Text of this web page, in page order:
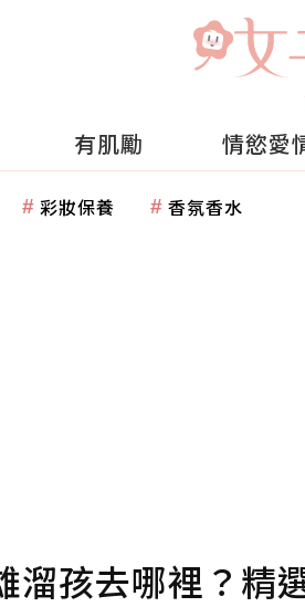
有肌勵 情慾愛
彩妝保養 香氛香水
溜孩去哪裡？精